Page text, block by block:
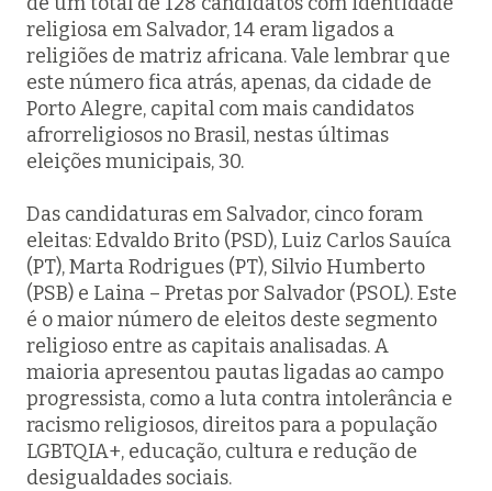
religiosa em Salvador, 14 eram ligados a
religiões de matriz africana. Vale lembrar que
este número fica atrás, apenas, da cidade de
Porto Alegre, capital com mais candidatos
afrorreligiosos no Brasil, nestas últimas
eleições municipais, 30.
Das candidaturas em Salvador, cinco foram
eleitas: Edvaldo Brito (PSD), Luiz Carlos Sauíca
(PT), Marta Rodrigues (PT), Silvio Humberto
(PSB) e Laina – Pretas por Salvador (PSOL). Este
é o maior número de eleitos deste segmento
religioso entre as capitais analisadas. A
maioria apresentou pautas ligadas ao campo
progressista, como a luta contra intolerância e
racismo religiosos, direitos para a população
LGBTQIA+, educação, cultura e redução de
desigualdades sociais.